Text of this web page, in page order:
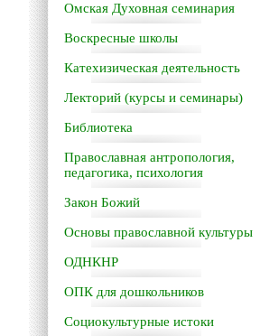
Омская Духовная семинария
Воскресные школы
Катехизическая деятельность
Лекторий (курсы и семинары)
Библиотека
Православная антропология,
педагогика, психология
Закон Божий
Основы православной культуры
ОДНКНР
ОПК для дошкольников
Социокультурные истоки